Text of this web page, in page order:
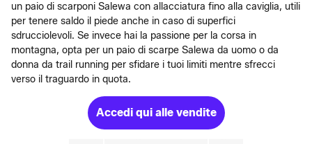
un paio di scarponi Salewa con allacciatura fino alla caviglia, utili
per tenere saldo il piede anche in caso di superfici
sdrucciolevoli. Se invece hai la passione per la corsa in
montagna, opta per un paio di scarpe Salewa da uomo o da
donna da trail running per sfidare i tuoi limiti mentre sfrecci
verso il traguardo in quota.
Accedi qui alle vendite